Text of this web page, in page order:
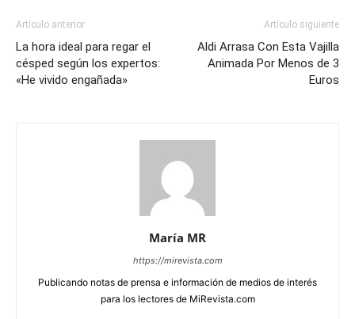
Artículo anterior
La hora ideal para regar el
césped según los expertos:
«He vivido engañada»
Artículo siguiente
Aldi Arrasa Con Esta Vajilla
Animada Por Menos de 3
Euros
María MR
https://mirevista.com
Publicando notas de prensa e información de medios de interés
para los lectores de MiRevista.com